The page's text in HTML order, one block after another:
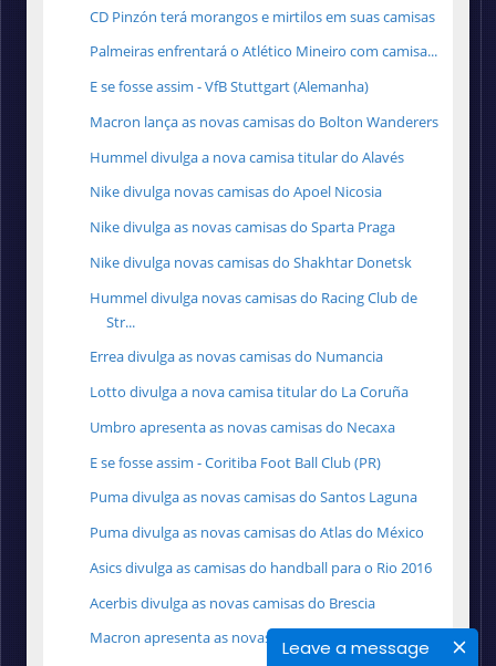
Leave a message
CD Pinzón terá morangos e mirtilos em suas camisas
Palmeiras enfrentará o Atlético Mineiro com camisa...
E se fosse assim - VfB Stuttgart (Alemanha)
Macron lança as novas camisas do Bolton Wanderers
Hummel divulga a nova camisa titular do Alavés
Nike divulga novas camisas do Apoel Nicosia
Nike divulga as novas camisas do Sparta Praga
Nike divulga novas camisas do Shakhtar Donetsk
Hummel divulga novas camisas do Racing Club de
Str...
Errea divulga as novas camisas do Numancia
Lotto divulga a nova camisa titular do La Coruña
Umbro apresenta as novas camisas do Necaxa
E se fosse assim - Coritiba Foot Ball Club (PR)
Puma divulga as novas camisas do Santos Laguna
Puma divulga as novas camisas do Atlas do México
Asics divulga as camisas do handball para o Rio 2016
Acerbis divulga as novas camisas do Brescia
Macron apresenta as novas camisas do PAOK